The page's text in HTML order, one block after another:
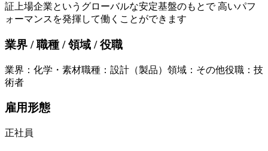
証上場企業というグローバルな安定基盤のもとで 高いパフ
ォーマンスを発揮して働くことができます
業界 / 職種 / 領域 / 役職
業界 ： 化学・素材職種 ： 設計（製品） 領域 ： その他役職 ： 技
術者
雇用形態
正社員